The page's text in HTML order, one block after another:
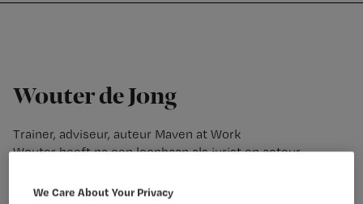
Nursing
Wouter de Jong
Trainer, adviseur, auteur Maven at Work
Wouter heeft na een loopbaan als jurist en acteur
o.a.Goede Tijden Slechte Tijden en Villa Achterwerk) in
We Care About Your Privacy